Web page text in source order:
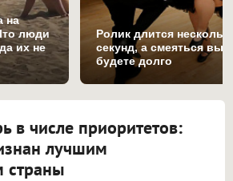
на
люди
их не
Ролик длится
секунд, а смеяться вы
будете долго
в числе приоритетов:
лучшим
страны